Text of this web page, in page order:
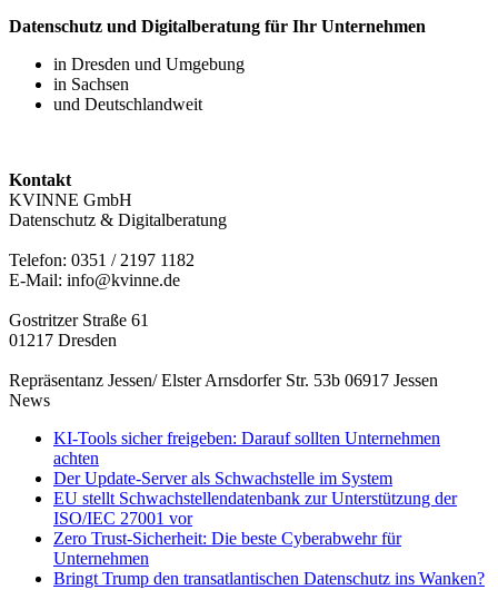
Datenschutz und Digitalberatung für Ihr Unternehmen
in Dresden und Umgebung
in Sachsen
und Deutschlandweit
Kontakt
KVINNE GmbH
Datenschutz & Digitalberatung
Telefon: 0351 / 2197 1182
E-Mail: info@kvinne.de
Gostritzer Straße 61
01217 Dresden
Repräsentanz Jessen/ Elster Arnsdorfer Str. 53b 06917 Jessen
News
KI-Tools sicher freigeben: Darauf sollten Unternehmen
achten
Der Update-Server als Schwachstelle im System
EU stellt Schwachstellendatenbank zur Unterstützung der
ISO/IEC 27001 vor
Zero Trust-Sicherheit: Die beste Cyberabwehr für
Unternehmen
Bringt Trump den transatlantischen Datenschutz ins Wanken?